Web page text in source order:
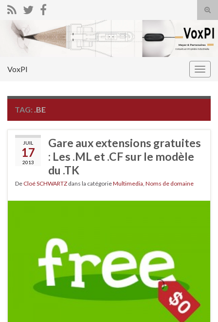
Search for:
VoxPI
TAG: .BE
JUIL
17
2013
Gare aux extensions gratuites
: Les .ML et .CF sur le modèle
du .TK
De Cloé SCHWARTZ dans la catégorieMultimedia Noms de domaine